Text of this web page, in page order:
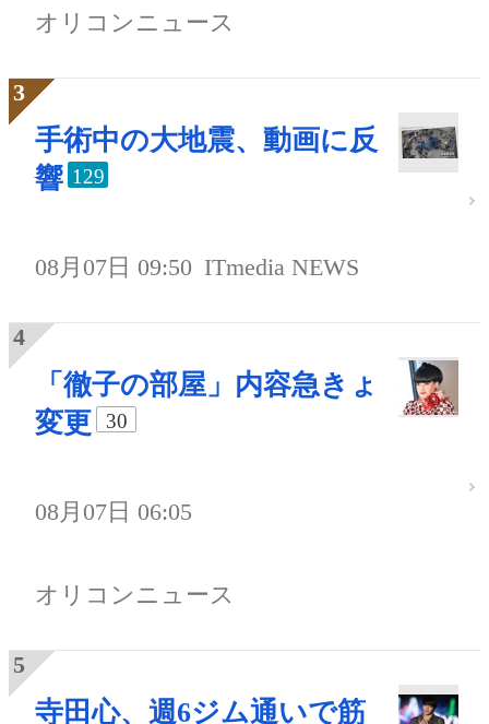
オリコンニュース
手術中の大地震、動画に反
響 129
08月07日 09:50 ITmedia NEWS
「徹子の部屋」内容急きょ
変更
30
08月07日 06:05
オリコンニュース
寺田心、週6ジム通いで筋